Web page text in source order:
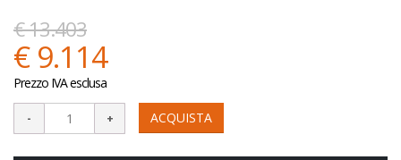
€ 13.403
€ 9.114
Prezzo IVA esclusa
ACQUISTA